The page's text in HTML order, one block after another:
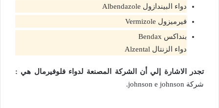
دواء البيندازول Albendazole
فيرميزول Vermizole
بنداكس Bendax
دواء الزنتال Alzental
تجدر الاشارة إلي أن الشركة المصنعة لدواء فلوفيرمال هي :
شركة johnson e johnson.